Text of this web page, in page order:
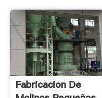
Fabricacion De